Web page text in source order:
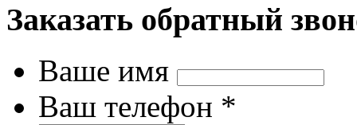
Заказать обратный
Ваше имя
Ваш телефон *